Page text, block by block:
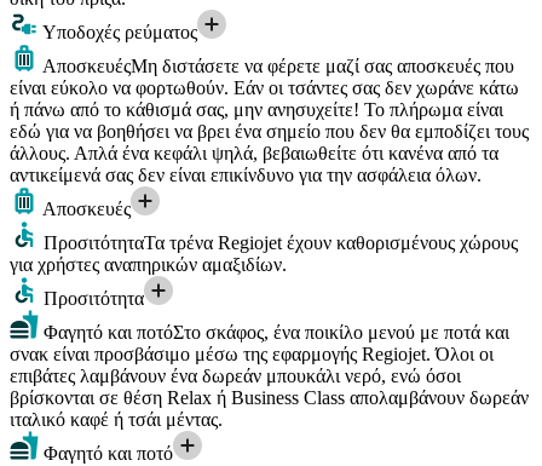
Υποδοχές ρεύματος
ΑποσκευέςΜη διστάσετε να φέρετε μαζί σας αποσκευές που
είναι εύκολο να φορτωθούν. Εάν οι τσάντες σας δεν χωράνε κάτω
ή πάνω από το κάθισμά σας, μην ανησυχείτε! Το πλήρωμα είναι
εδώ για να βοηθήσει να βρει ένα σημείο που δεν θα εμποδίζει τους
άλλους. Απλά ένα κεφάλι ψηλά, βεβαιωθείτε ότι κανένα από τα
αντικείμενά σας δεν είναι επικίνδυνο για την ασφάλεια όλων.
Αποσκευές
ΠροσιτότηταΤα τρένα Regiojet έχουν καθορισμένους χώρους
για χρήστες αναπηρικών αμαξιδίων.
Προσιτότητα
Φαγητό και ποτόΣτο σκάφος, ένα ποικίλο μενού με ποτά και
σνακ είναι προσβάσιμο μέσω της εφαρμογής Regiojet. Όλοι οι
επιβάτες λαμβάνουν ένα δωρεάν μπουκάλι νερό, ενώ όσοι
βρίσκονται σε θέση Relax ή Business Class απολαμβάνουν δωρεάν
ιταλικό καφέ ή τσάι μέντας.
Φαγητό και ποτό